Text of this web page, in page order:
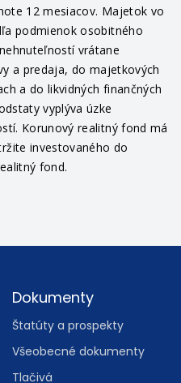
12 mesiacov. Majetok vo
podmienok osobitného
vrátane
a predaja, do majetkových
a do likvidných finančných
vyplýva úzke
Korunový realitný fond má
investovaného do
fond.
Dokumenty
Štatúty a prospekty
Všeobecné dokumenty
Tlačivá